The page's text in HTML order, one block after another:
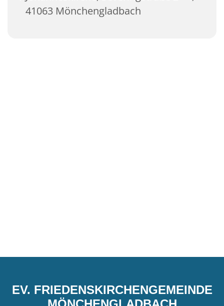
41063 Mönchengladbach
EV. FRIEDENSKIRCHENGEMEINDE